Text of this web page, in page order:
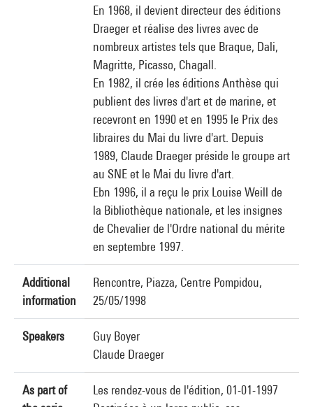
En 1968, il devient directeur des éditions
Draeger et réalise des livres avec de
nombreux artistes tels que Braque, Dali,
Magritte, Picasso, Chagall.
En 1982, il crée les éditions Anthèse qui
publient des livres d'art et de marine, et
recevront en 1990 et en 1995 le Prix des
libraires du Mai du livre d'art. Depuis
1989, Claude Draeger préside le groupe art
au SNE et le Mai du livre d'art.
Ebn 1996, il a reçu le prix Louise Weill de
la Bibliothèque nationale, et les insignes
de Chevalier de l'Ordre national du mérite
en septembre 1997.
Additional
information
Rencontre, Piazza, Centre Pompidou,
25/05/1998
Speakers
Guy Boyer
Claude Draeger
As part of
Les rendez-vous de l'édition, 01-01-1997